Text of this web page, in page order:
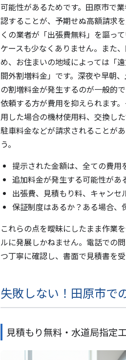
可能性があるためです。田原市で
認することが、予期せぬ高額請求
くの業者が「出張費無料」を謳っ
ケースも少なくありません。また
め、お住まいの地域によっては「
間外割増料金」です。深夜や早朝
の割増料金が発生するのが一般的
依頼する方が費用を抑えられます
用した場合の機材使用料、交換し
駐車料金などが請求されることが
う。
提示された金額は、全ての費用
追加料金が発生する可能性があ
出張費、見積もり料、キャンセ
保証制度はあるか？ある場合、
これらの点を曖昧にしたまま作業
ルに発展しかねません。電話での
つ丁寧に確認し、書面で見積書を
失敗しない！田原市で
見積もり無料・水道局指定